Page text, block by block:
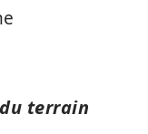
terrain